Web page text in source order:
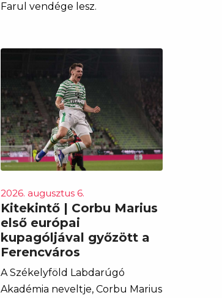
Farul vendége lesz.
2026. augusztus 6.
Kitekintő | Corbu Marius
első európai
kupagóljával győzött a
Ferencváros
A Székelyföld Labdarúgó
Akadémia neveltje, Corbu Marius